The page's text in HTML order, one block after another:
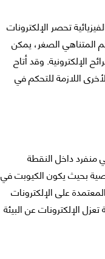
تحصر الإلكترونات
المتناهي الصغر، يمكن
وقد أتاح
اللازمة للتحكم في
منفرد داخل النقطة
بحيث يكون الكيوبت في
على الإلكترونات
الإلكترونات عن البيئة